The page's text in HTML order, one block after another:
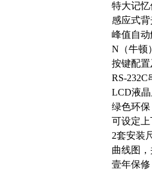
特大记
感应式
峰值自
N（牛顿
按键配
RS-
LCD液
绿色环
可设定
2套安装
曲线图
壹年保